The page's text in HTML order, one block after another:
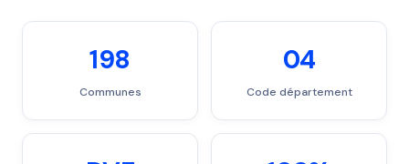
198
Communes
04
Code département